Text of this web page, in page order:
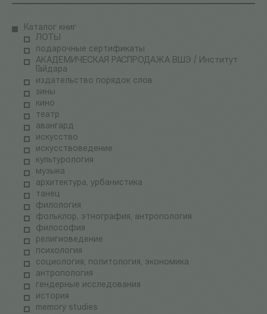
Каталог книг
ЛОТЫ
подарочные сертификаты
АКАДЕМИЧЕСКАЯ РАСПРОДАЖА ВШЭ / Институт
Гайдара
издательство порядок слов
зины
кино
театр
авангард
искусство
искусствоведение
культурология
музыка
архитектура, урбанистика
танец
филология
фольклор, этнография, антропология
философия
религиоведение
психология
социология, политология, экономика
антропология
гендерные исследования
история
memory studies